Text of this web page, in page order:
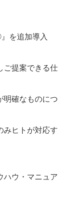
を追加導入
ご提案できる仕
明確なものにつ
みヒトが対応す
ハウ・マニュア